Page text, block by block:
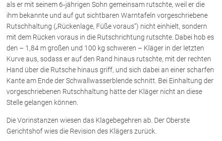
Über uns
Kanzleiteam
Netzwerk
Download
Die Österreichischen Rechtsanwälte
Anwälte
Dr. Stefan Müller
als er mit seinem 6‑jährigen Sohn gemeinsam rutschte, weil er die
ihm bekannte und auf gut sichtbaren Warntafeln vorgeschriebene
Rutschhaltung („Rückenlage, Füße voraus“) nicht einhielt, sondern
mit dem Rücken voraus in die Rutschrichtung rutschte. Dabei hob es
den – 1,84 m großen und 100 kg schweren – Kläger in der letzten
Kurve aus, sodass er auf den Rand hinaus rutschte, mit der rechten
Hand über die Rutsche hinaus griff, und sich dabei an einer scharfen
Kante am Ende der Schwallwasserblende schnitt. Bei Einhaltung der
vorgeschriebenen Rutschhaltung hätte der Kläger nicht an diese
Stelle gelangen können.
Die Vorinstanzen wiesen das Klagebegehren ab. Der Oberste
Gerichtshof wies die Revision des Klägers zurück.